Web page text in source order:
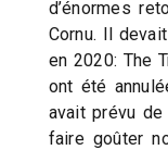
d’énormes
Cornu. Il
en 2020: The
ont été
avait prévu
faire goûter